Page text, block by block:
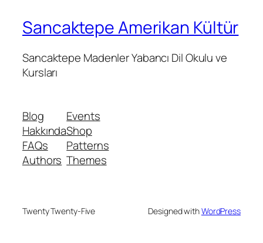
Sancaktepe Amerikan Kültür
Sancaktepe Madenler Yabancı Dil Okulu ve
Kursları
Blog
Hakkında
FAQs
Authors
Events
Shop
Patterns
Themes
Twenty Twenty-Five Designed withWordPress